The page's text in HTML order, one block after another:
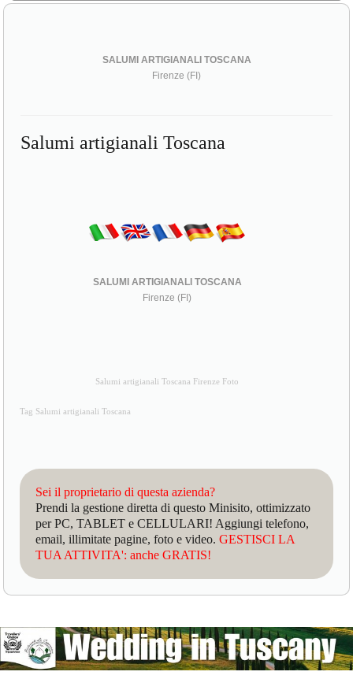
SALUMI ARTIGIANALI TOSCANA
Firenze (FI)
Salumi artigianali Toscana
SALUMI ARTIGIANALI TOSCANA
Firenze (FI)
Salumi artigianali Toscana Firenze Foto
Tag Salumi artigianali Toscana
Sei il proprietario di questa azienda?
Prendi la gestione diretta di questo Minisito, ottimizzato
per PC, TABLET e CELLULARI! Aggiungi telefono,
email, illimitate pagine, foto e video.GESTISCI LA
TUA ATTIVITA': anche GRATIS!